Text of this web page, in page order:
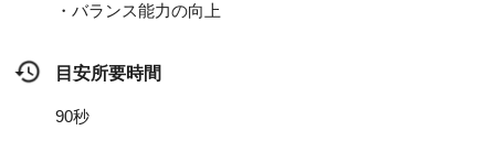
・バランス能力の向上
目安所要時間
90秒